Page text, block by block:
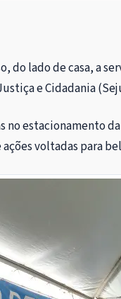
do lado de casa, a
e Cidadania
estacionamento
voltadas para